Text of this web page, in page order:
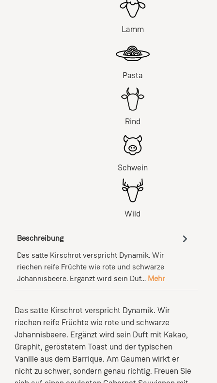
Lamm
Pasta
Rind
Schwein
Wild
Beschreibung
Das satte Kirschrot verspricht Dynamik. Wir
riechen reife Früchte wie rote und schwarze
Johannisbeere. Ergänzt wird sein Duf… Mehr
Das satte Kirschrot verspricht Dynamik. Wir
riechen reife Früchte wie rote und schwarze
Johannisbeere. Ergänzt wird sein Duft mit Kakao,
Graphit, geröstetem Toast und der typischen
Vanille aus dem Barrique. Am Gaumen wirkt er
nicht zu schwer, sondern genau richtig. Freuen Sie